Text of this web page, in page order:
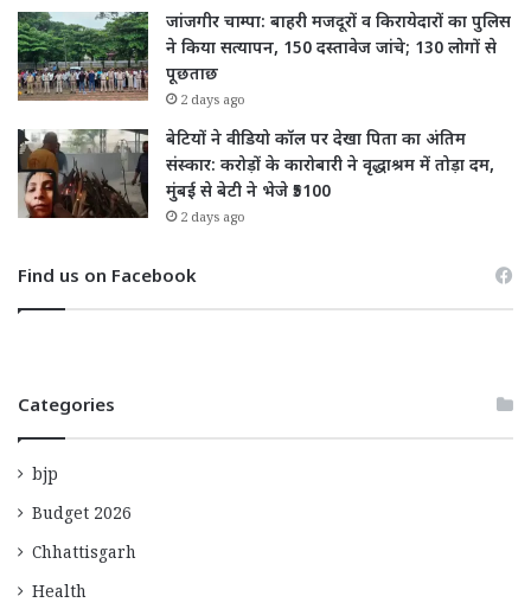
जांजगीर चाम्पा: बाहरी मजदूरों व किरायेदारों का पुलिस
ने किया सत्यापन, 150 दस्तावेज जांचे; 130 लोगों से
पूछताछ
2 days ago
बेटियों ने वीडियो कॉल पर देखा पिता का अंतिम
संस्कार: करोड़ों के कारोबारी ने वृद्धाश्रम में तोड़ा दम,
मुंबई से बेटी ने भेजे ₹5100
2 days ago
Find us on Facebook
Categories
bjp
Budget 2026
Chhattisgarh
Health